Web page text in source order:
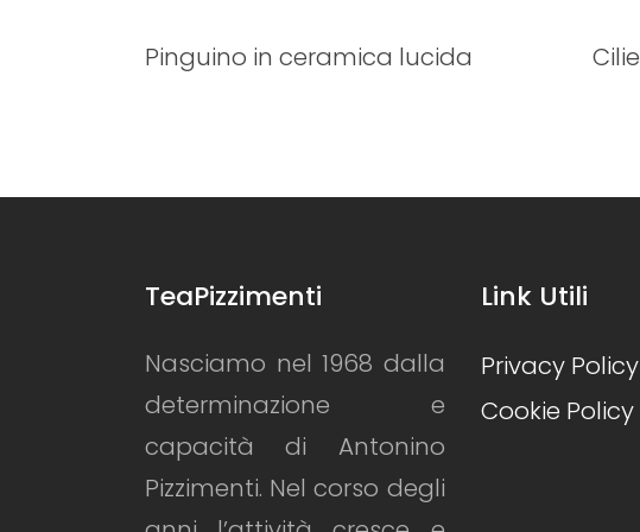
Ciliegie da terra in ceramica
TeaPizzimenti
Nasciamo nel 1968 dalla
determinazione e
capacità di Antonino
Pizzimenti. Nel corso degli
Link Utili
Privacy Policy
Cookie Policy